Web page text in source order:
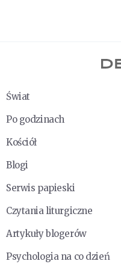
Świat
Po godzinach
Kościół
Blogi
Serwis papieski
Czytania liturgiczne
Artykuły blogerów
Psychologia na co dzień